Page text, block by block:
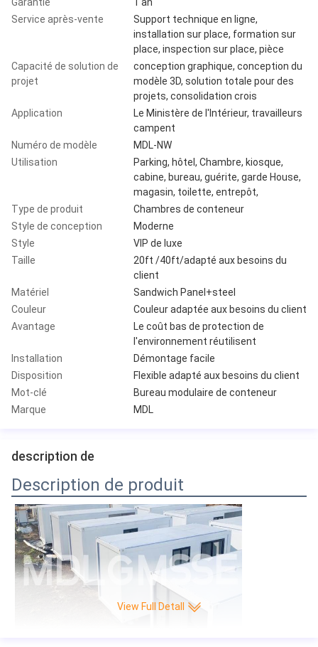
Service après-vente
Support technique en ligne,
installation sur place, formation sur
place, inspection sur place, pièce
Capacité de solution de
projet
conception graphique, conception du
modèle 3D, solution totale pour des
projets, consolidation crois
Application
Le Ministère de l'Intérieur, travailleurs
campent
Numéro de modèle
MDL-NW
Utilisation
Parking, hôtel, Chambre, kiosque,
cabine, bureau, guérite, garde House,
magasin, toilette, entrepôt,
Type de produit
Chambres de conteneur
Style de conception
Moderne
Style
VIP de luxe
Taille
20ft /40ft/adapté aux besoins du
client
Matériel
Sandwich Panel+steel
Couleur
Couleur adaptée aux besoins du client
Avantage
Le coût bas de protection de
l'environnement réutilisent
Installation
Démontage facile
Disposition
Flexible adapté aux besoins du client
Mot-clé
Bureau modulaire de conteneur
Marque
MDL
description de
Description de produit
View Full Detall